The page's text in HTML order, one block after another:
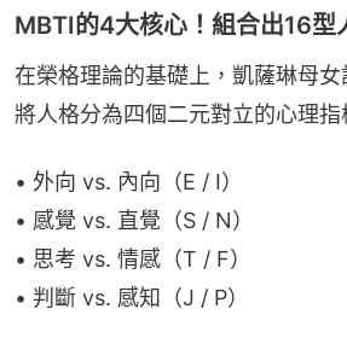
MBTI的4大核心！組合出16型
在榮格理論的基礎上，凱薩琳母女
將人格分為四個二元對立的心理指
• 外向 vs. 內向（E / I）
• 感覺 vs. 直覺（S / N）
• 思考 vs. 情感（T / F）
• 判斷 vs. 感知（J / P）